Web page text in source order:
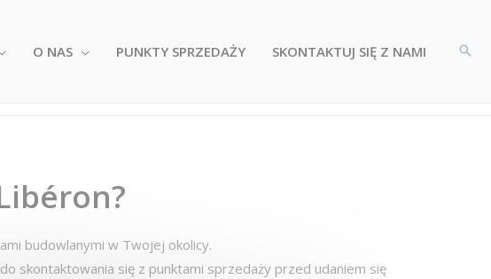
O NAS PUNKTY SPRZEDAŻY SKONTAKTUJ SIĘ Z NAMI
budowlanymi w Twojej okolicy.
skontaktowania się z punktami sprzedaży przed udaniem się